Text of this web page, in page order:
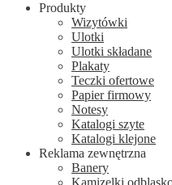
Produkty
Wizytówki
Ulotki
Ulotki składane
Plakaty
Teczki ofertowe
Papier firmowy
Notesy
Katalogi szyte
Katalogi klejone
Reklama zewnętrzna
Banery
Kamizelki